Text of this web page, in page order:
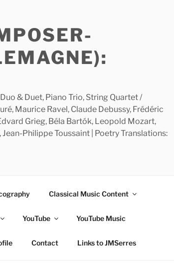
& Duet, Piano Trio, String Quartet /
Maurice Ravel, Claude Debussy, Frédéric
Grieg, Béla Bartók, Leopold Mozart,
Philippe Toussaint | Poetry Translations:
Classical Music Content
YouTube YouTube Music
Contact Links to JMSerres